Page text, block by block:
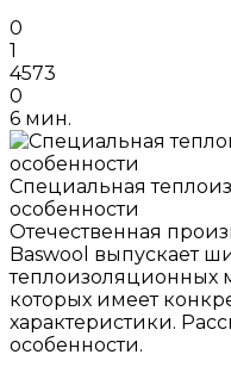
0
1
4573
0
6 мин.
Специальная
особенности
Отечественная
Baswool выпускает
теплоизоляционных
которых имеет
характеристики.
особенности.